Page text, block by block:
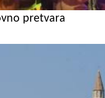
pretvara